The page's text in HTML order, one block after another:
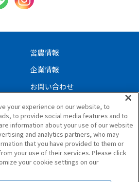
営農情報
企業情報
お問い合わせ
ドライン
your experience on our website, to
to provide social media features and to
information about your use of our website
and analytics partners, who may
that you have provided to them or
your use of their services. Please click
your cookie settings on our